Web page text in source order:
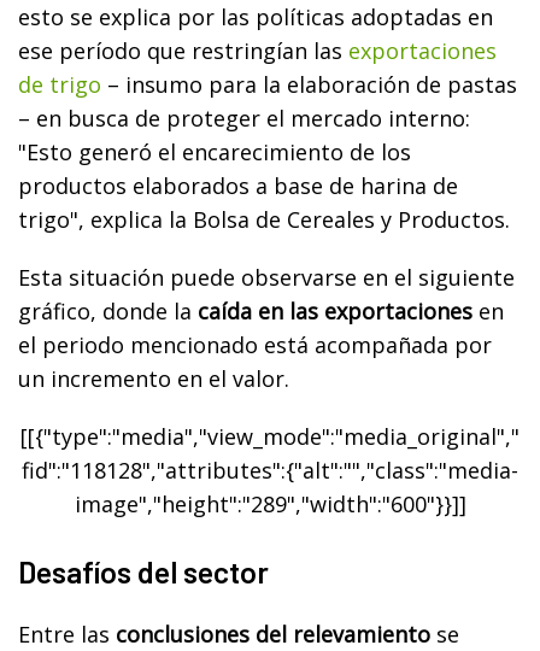
esto se explica por las políticas adoptadas en
ese período que restringían las exportaciones
de trigo – insumo para la elaboración de pastas
– en busca de proteger el mercado interno:
"Esto generó el encarecimiento de los
productos elaborados a base de harina de
trigo", explica la Bolsa de Cereales y Productos.
Esta situación puede observarse en el siguiente
gráfico, donde la caída en las exportaciones en
el periodo mencionado está acompañada por
un incremento en el valor.
[[{"type":"media","view_mode":"media_original","
fid":"118128","attributes":{"alt":"","class":"media-
image","height":"289","width":"600"}}]]
Desafíos del sector
Entre las conclusiones del relevamiento se